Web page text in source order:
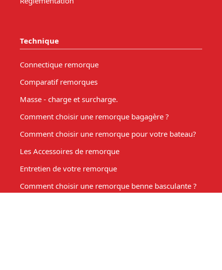
Technique
Connectique remorque
Comparatif remorques
Masse - charge et surcharge.
Comment choisir une remorque bagagère ?
Comment choisir une remorque pour votre bateau?
Les Accessoires de remorque
Entretien de votre remorque
Comment choisir une remorque benne basculante ?